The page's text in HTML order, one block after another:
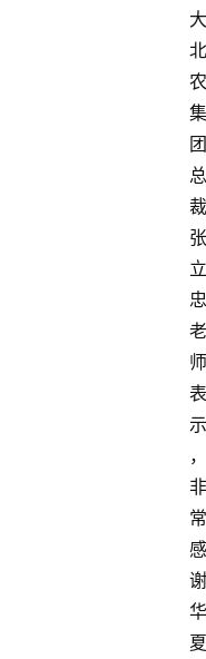
大
北
农
集
团
总
裁
张
立
忠
老
师
表
示
，
非
常
感
谢
华
夏